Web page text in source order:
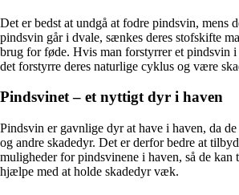
Det er bedst at undgå at fodre pindsvin, mens
pindsvin går i dvale, sænkes deres stofskifte
brug for føde. Hvis man forstyrrer et pindsvin
det forstyrre deres naturlige cyklus og være
Pindsvinet – et nyttigt dyr i haven
Pindsvin er gavnlige dyr at have i haven, da de
og andre skadedyr. Det er derfor bedre at
muligheder for pindsvinene i haven, så de kan
hjælpe med at holde skadedyr væk.